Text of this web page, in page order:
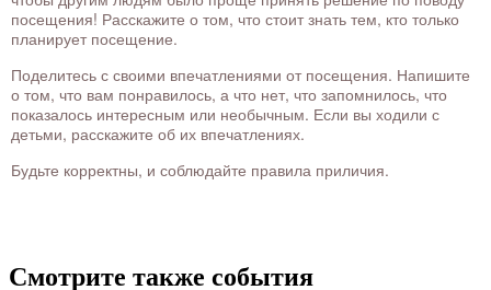
посещения! Расскажите о том, что стоит знать тем, кто только
планирует посещение.
Поделитесь с своими впечатлениями от посещения. Напишите
о том, что вам понравилось, а что нет, что запомнилось, что
показалось интересным или необычным. Если вы ходили с
детьми, расскажите об их впечатлениях.
Будьте корректны, и соблюдайте правила приличия.
Смотрите также события